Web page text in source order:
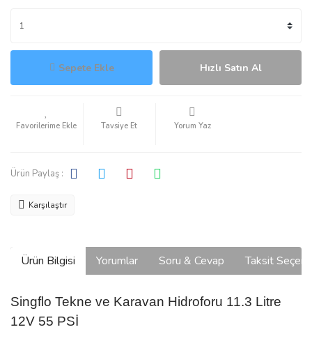
Sepete Ekle Hızlı Satın Al
Tavsiye Et Yorum Yaz
Ürün Paylaş :
Karşılaştır
Ürün Bilgisi Yorumlar Soru & Cevap Taksit
Singflo Tekne ve Karavan Hidroforu 11.3 Litre
12V 55 PSİ